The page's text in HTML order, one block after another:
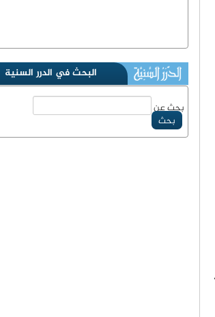
البحث في الدرر السنية
بحث عن
بحث